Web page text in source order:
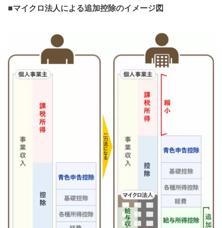
■マイクロ法人による追加控除のイメージ図